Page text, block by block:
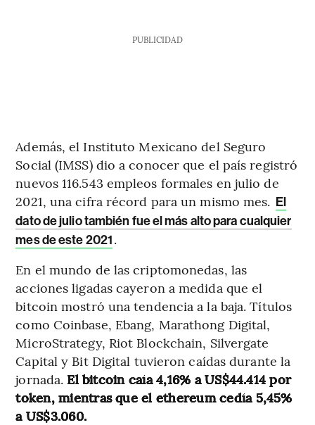
PUBLICIDAD
Además, el Instituto Mexicano del Seguro
Social (IMSS) dio a conocer que el país registró
nuevos 116.543 empleos formales en julio de
2021, una cifra récord para un mismo mes. El
dato de julio también fue el más alto para cualquier
mes de este 2021.
En el mundo de las criptomonedas, las
acciones ligadas cayeron a medida que el
bitcoin mostró una tendencia a la baja. Títulos
como Coinbase, Ebang, Marathong Digital,
MicroStrategy, Riot Blockchain, Silvergate
Capital y Bit Digital tuvieron caídas durante la
jornada. El bitcoin caía 4,16% a US$44.414 por
token, mientras que el ethereum cedía 5,45%
a US$3.060.